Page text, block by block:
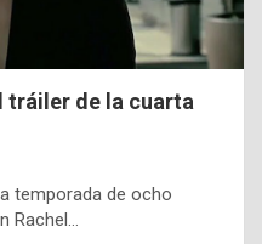
tráiler de la cuarta
temporada de ocho
Rachel…